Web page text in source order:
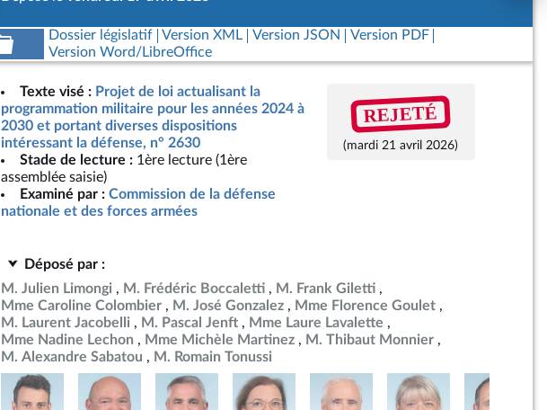
Dossier législatif Version XML Version JSON
Version PDF
Version Word/LibreOffice
Texte visé : Projet de loi actualisant la
programmation militaire pour les années 2024 à
2030 et portant diverses dispositions
intéressant la défense, n° 2630
Stade de lecture : 1ère lecture (1ère
assemblée saisie)
Examiné par : Commission de la défense
nationale et des forces armées
REJETÉ
(mardi 21 avril 2026)
Déposé par :
M. Julien Limongi
M. Frédéric Boccaletti
M. Frank Giletti
Mme Caroline Colombier
M. José Gonzalez
Mme Florence Goulet
M. Laurent Jacobelli
M. Pascal Jenft
Mme Laure Lavalette
Mme Nadine Lechon
Mme Michèle Martinez
M. Thibaut Monnier
M. Alexandre Sabatou
M. Romain Tonussi